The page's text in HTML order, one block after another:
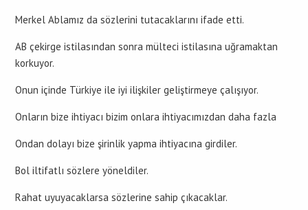
Merkel Ablamız da sözlerini tutacaklarını ifade etti.
AB çekirge istilasından sonra mülteci istilasına uğramaktan
korkuyor.
Onun içinde Türkiye ile iyi ilişkiler geliştirmeye çalışıyor.
Onların bize ihtiyacı bizim onlara ihtiyacımızdan daha fazla
Ondan dolayı bize şirinlik yapma ihtiyacına girdiler.
Bol iltifatlı sözlere yöneldiler.
Rahat uyuyacaklarsa sözlerine sahip çıkacaklar.